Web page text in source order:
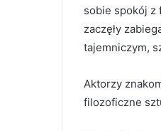
sobie spokój z
zaczęły
tajemniczym,
Aktorzy
filozoficzne